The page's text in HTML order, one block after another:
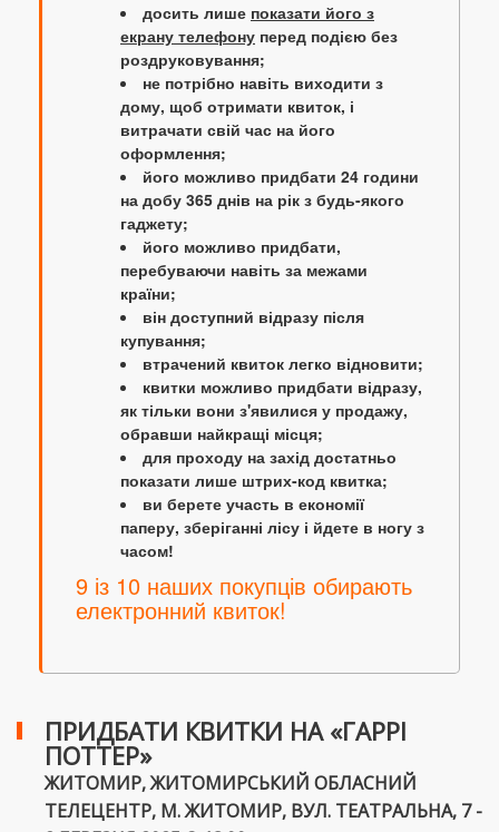
досить лише показати його з
екрану телефону перед подією без
роздруковування;
не потрібно навіть виходити з
дому, щоб отримати квиток, і
витрачати свій час на його
оформлення;
його можливо придбати 24 години
на добу 365 днів на рік з будь-якого
гаджету;
його можливо придбати,
перебуваючи навіть за межами
країни;
він доступний відразу після
купування;
втрачений квиток легко відновити;
квитки можливо придбати відразу,
як тільки вони з'явилися у продажу,
обравши найкращі місця;
для проходу на захід достатньо
показати лише штрих-код квитка;
ви берете участь в економії
паперу, зберіганні лісу і йдете в ногу з
часом!
9 із 10 наших покупців обирають
електронний квиток!
ПРИДБАТИ КВИТКИ НА «ГАРРІ
ПОТТЕР»
ЖИТОМИР, ЖИТОМИРСЬКИЙ ОБЛАСНИЙ
ТЕЛЕЦЕНТР, М. ЖИТОМИР, ВУЛ. ТЕАТРАЛЬНА, 7 -